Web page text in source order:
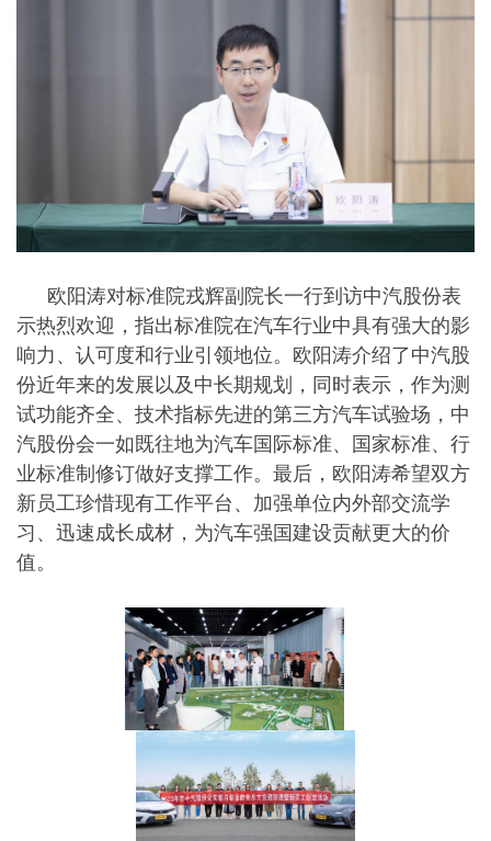
欧阳涛对标准院戎辉副院长一行到访中汽股份表
示热烈欢迎，指出标准院在汽车行业中具有强大的影
响力、认可度和行业引领地位。欧阳涛介绍了中汽股
份近年来的发展以及中长期规划，同时表示，作为测
试功能齐全、技术指标先进的第三方汽车试验场，中
汽股份会一如既往地为汽车国际标准、国家标准、行
业标准制修订做好支撑工作。最后，欧阳涛希望双方
新员工珍惜现有工作平台、加强单位内外部交流学
习、迅速成长成材，为汽车强国建设贡献更大的价
值。